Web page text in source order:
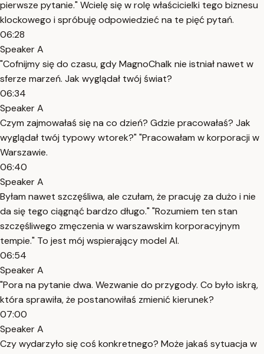
pierwsze pytanie." Wcielę się w rolę właścicielki tego biznesu
klockowego i spróbuję odpowiedzieć na te pięć pytań.
06:28
Speaker A
"Cofnijmy się do czasu, gdy MagnoChalk nie istniał nawet w
sferze marzeń. Jak wyglądał twój świat?
06:34
Speaker A
Czym zajmowałaś się na co dzień? Gdzie pracowałaś? Jak
wyglądał twój typowy wtorek?" "Pracowałam w korporacji w
Warszawie.
06:40
Speaker A
Byłam nawet szczęśliwa, ale czułam, że pracuję za dużo i nie
da się tego ciągnąć bardzo długo." "Rozumiem ten stan
szczęśliwego zmęczenia w warszawskim korporacyjnym
tempie." To jest mój wspierający model AI.
06:54
Speaker A
"Pora na pytanie dwa. Wezwanie do przygody. Co było iskrą,
która sprawiła, że postanowiłaś zmienić kierunek?
07:00
Speaker A
Czy wydarzyło się coś konkretnego? Może jakaś sytuacja w